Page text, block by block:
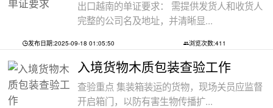
出口越南的单证要求： 需提供发货人和收货人
完整的公司名及地址，并清晰显...
发布日期:2025-09-18 01:05:50 浏览次数:411
入境货物木质包装查验工作
查验重点 集装箱装运的货物，现场关员应监督
开启箱门，以防有害生物传播扩...